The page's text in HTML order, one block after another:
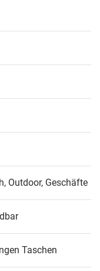
Outdoor, Geschäfte
Taschen